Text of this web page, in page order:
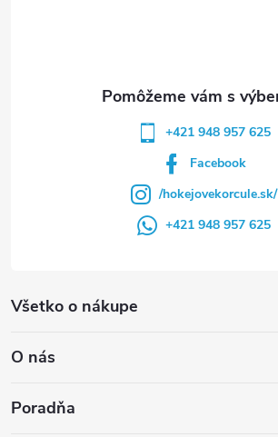
Všetko o nákupe
O nás
Poradňa
+421 948 957 625
Facebook
/hokejovekorcule.sk/
+421 948 957 625